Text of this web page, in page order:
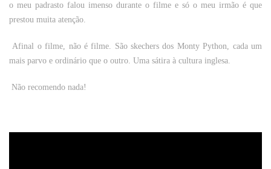
o meu padrasto falou imenso durante o filme e só o meu irmão é que
prestou muita atenção.
Afinal o filme, não é filme. São skechers dos Monty Python, cada um
mais parvo e ordinário que o outro. Uma sátira à cultura inglesa.
Não recomendo nada!